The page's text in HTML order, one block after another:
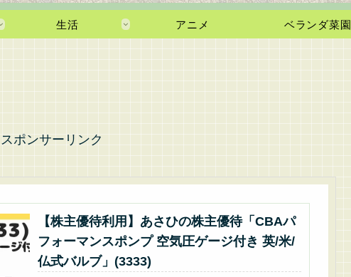
生活 アニメ ベランダ菜園
スポンサーリンク
【株主優待利用】あさひの株主優待「CBAパ
フォーマンスポンプ 空気圧ゲージ付き 英/米/
仏式バルブ」(3333)